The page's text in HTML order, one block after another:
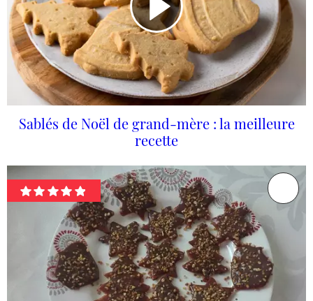
Sablés de Noël de grand-mère : la meilleure
recette